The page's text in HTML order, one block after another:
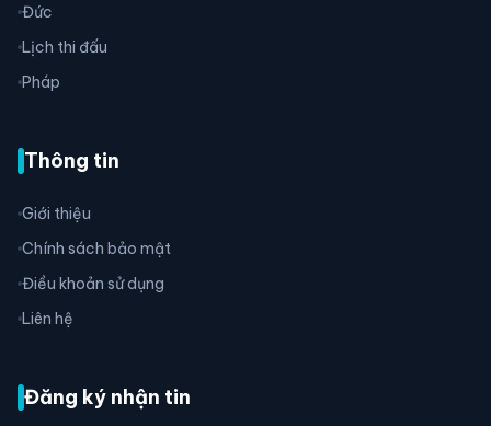
Đức
Lịch thi đấu
Pháp
Thông tin
Giới thiệu
Chính sách bảo mật
Điều khoản sử dụng
Liên hệ
Đăng ký nhận tin